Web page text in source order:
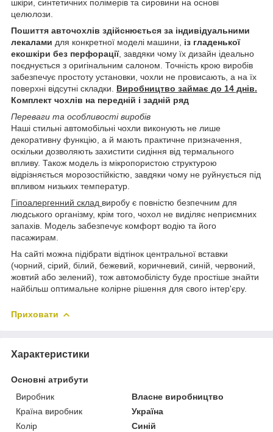
шкіри, синтетичних полімерів та сировини на основі
целюлози.
Пошиття авточохлів здійснюється за індивідуальними
лекалами для конкретної моделі машини, із гладенької
екошкіри без перфорації, завдяки чому їх дизайн ідеально
поєднується з оригінальним салоном. Точність крою виробів
забезпечує простоту установки, чохли не провисають, а на їх
поверхні відсутні складки. Виробництво займає до 14 днів.
Комплект чохлів на передній і задній ряд
Переваги та особливості виробів
Наші стильні автомобільні чохли виконують не лише
декоративну функцію, а й мають практичне призначення,
оскільки дозволяють захистити сидіння від термального
впливу. Також модель із мікропористою структурою
відрізняється морозостійкістю, завдяки чому не руйнується під
впливом низьких температур.
Гіпоалергенний склад виробу є повністю безпечним для
людського організму, крім того, чохол не виділяє неприємних
запахів. Модель забезпечує комфорт водію та його
пасажирам.
На сайті можна підібрати відтінок центральної вставки
(чорний, сірий, білий, бежевий, коричневий, синій, червоний,
жовтий або зелений), тож автомобілісту буде простіше знайти
найбільш оптимальне колірне рішення для свого інтер'єру.
Приховати
Характеристики
Основні атрибути
Виробник
Власне виробництво
Країна виробник
Україна
Колір
Синій